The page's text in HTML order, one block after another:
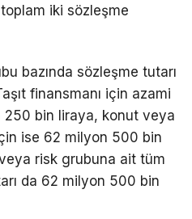
iki sözleşme
bazında sözleşme tutarı
finansmanı için azami
250 bin liraya, konut veya
ise 62 milyon 500 bin
risk grubuna ait tüm
da 62 milyon 500 bin